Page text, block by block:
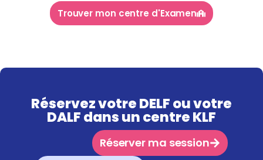
Trouver mon centre d'Examen
Réservez votre DELF ou votre
DALF dans un centre KLF
Réserver ma session